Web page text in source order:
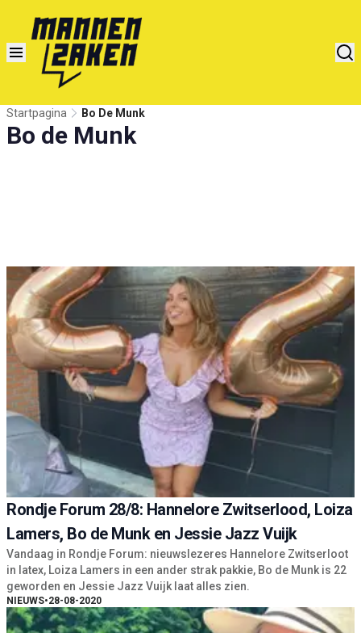
Startpagina Bo De Munk
Bo de Munk
Rondje Forum 28/8: Hannelore Zwitserlood, Loiza
Lamers, Bo de Munk en Jessie Jazz Vuijk
Vandaag in Rondje Forum: nieuwslezeres Hannelore Zwitserloot
in latex, Loiza Lamers in een ander strak pakkie, Bo de Munk is 22
geworden en Jessie Jazz Vuijk laat alles zien.
NIEUWS•28-08-2020